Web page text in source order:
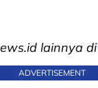
lainnya di
ADVERTISEMENT